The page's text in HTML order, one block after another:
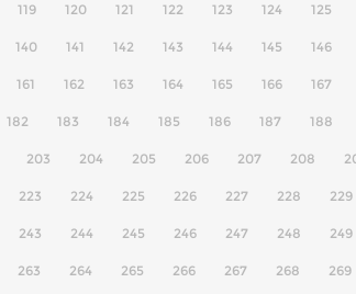
119 120 121 122 123 124 125
140 141 142 143 144 145 146
161 162 163 164 165 166 167
182 183 184 185 186 187 188
203 204 205 206 207 208
223 224 225 226 227 228 229
243 244 245 246 247 248 249
263 264 265 266 267 268 269